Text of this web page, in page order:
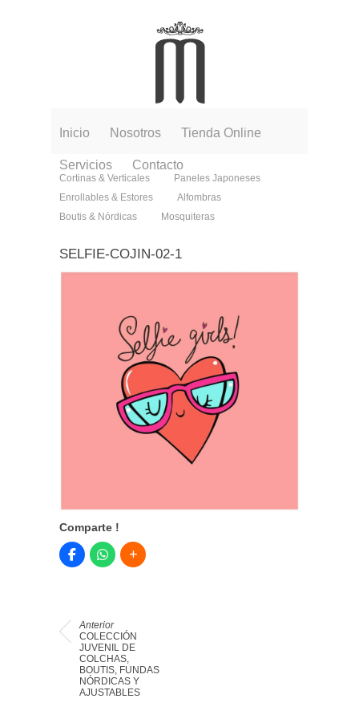
Inicio Nosotros Tienda Online
Servicios Contacto
Cortinas & Verticales
Paneles Japoneses
Enrollables & Estores
Alfombras
Boutis & Nórdicas
Mosquiteras
SELFIE-COJIN-02-1
Comparte !
Anterior
COLECCIÓN
JUVENIL DE
COLCHAS,
BOUTIS, FUNDAS
NÓRDICAS Y
AJUSTABLES